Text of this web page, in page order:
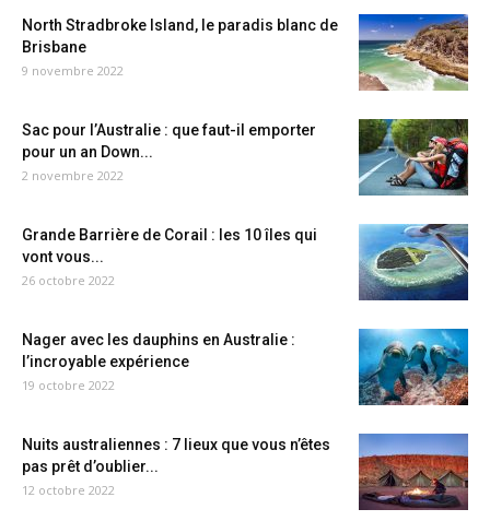
North Stradbroke Island, le paradis blanc de
Brisbane
9 novembre 2022
Sac pour l’Australie : que faut-il emporter
pour un an Down...
2 novembre 2022
Grande Barrière de Corail : les 10 îles qui
vont vous...
26 octobre 2022
Nager avec les dauphins en Australie :
l’incroyable expérience
19 octobre 2022
Nuits australiennes : 7 lieux que vous n’êtes
pas prêt d’oublier...
12 octobre 2022